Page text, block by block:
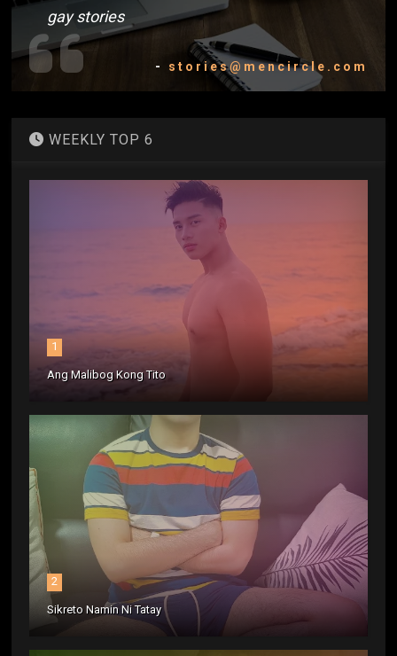
gay stories
- stories@mencircle.com
WEEKLY TOP 6
1
Ang Malibog Kong Tito
2
Sikreto Namin Ni Tatay